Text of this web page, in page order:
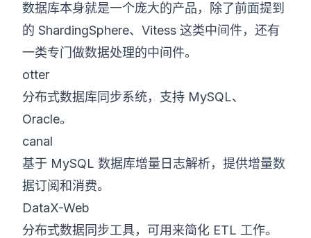
数据库本身就是一个庞大的产品，除了前面提到
的 ShardingSphere、Vitess 这类中间件，还有
一类专门做数据处理的中间件。
otter
分布式数据库同步系统，支持 MySQL、
Oracle。
canal
基于 MySQL 数据库增量日志解析，提供增量数
据订阅和消费。
DataX-Web
分布式数据同步工具，可用来简化 ETL 工作。